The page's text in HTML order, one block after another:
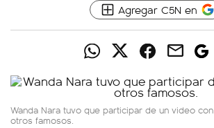
Agregar C5N en
Wanda Nara tuvo que participar de un video con
otros famosos.